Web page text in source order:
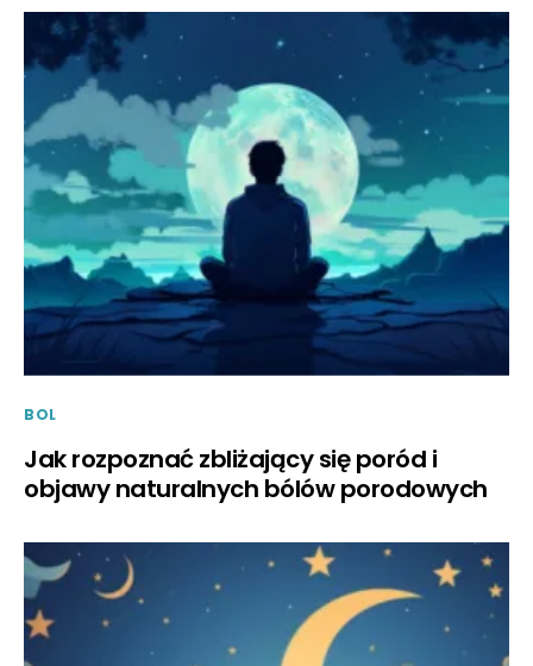
BOL
Jak rozpoznać zbliżający się poród i
objawy naturalnych bólów porodowych